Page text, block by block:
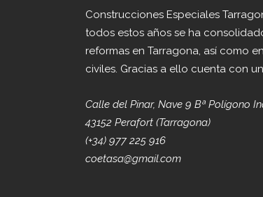
Construcciones Especiales
todos estos años se ha
reformas en Tarragona, así como
civiles. Gracias a ello cuenta con
Calle del Pinar, Nave 9 Bª Polígono
43152 Perafort (Tarragona)
(+34) 977 225 916
coetasa@gmail.com